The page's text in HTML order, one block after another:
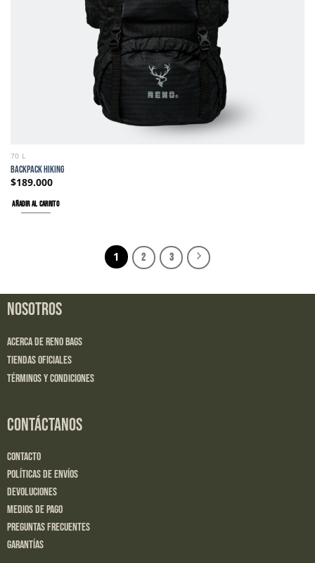
70 L
BACKPACK HIKING
$189.000
AÑADIR AL CARRITO
1 2 3
NOSOTROS
Acerca de Reno Bags
Tiendas Oficiales
Términos y Condiciones
CONTÁCTANOS
Contacto
Políticas de Envíos
Devoluciones
Medios de Pago
Preguntas Frecuentes
Garantías